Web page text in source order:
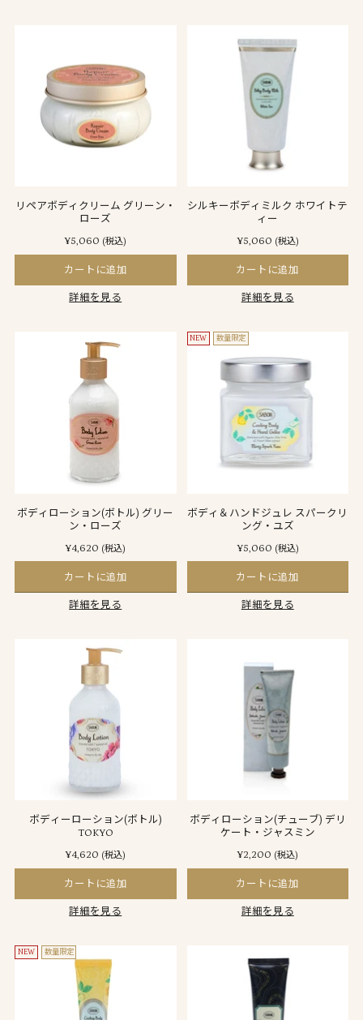
リペアボディクリーム グリーン・
ローズ
¥5,060 (税込)
カートに追加
詳細を見る
シルキーボディミルク ホワイトテ
ィー
¥5,060 (税込)
カートに追加
詳細を見る
ボディローション(ボトル) グリー
ン・ローズ
¥4,620 (税込)
カートに追加
詳細を見る
NEW 数量限定
ボディ＆ハンドジュレ スパークリ
ング・ユズ
¥5,060 (税込)
カートに追加
詳細を見る
ボディーローション(ボトル)
TOKYO
¥4,620 (税込)
カートに追加
詳細を見る
ボディローション(チューブ) デリ
ケート・ジャスミン
¥2,200 (税込)
カートに追加
詳細を見る
NEW 数量限定